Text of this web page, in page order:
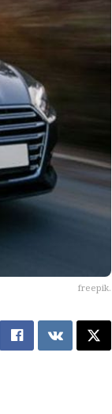
freepik.